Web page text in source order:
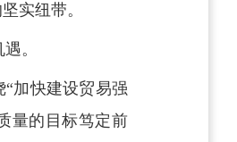
实纽带。
。
加快建设贸易强
量的目标笃定前